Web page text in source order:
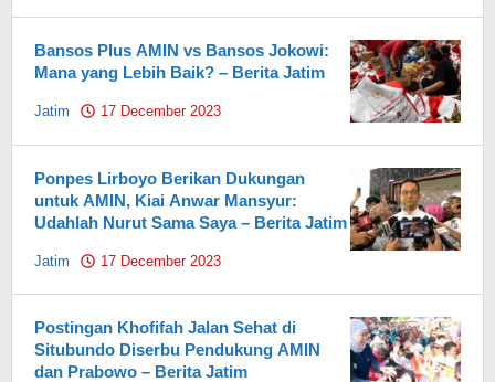
Bansos Plus AMIN vs Bansos Jokowi:
Mana yang Lebih Baik? – Berita Jatim
Jatim 17 December 2023
Ponpes Lirboyo Berikan Dukungan
untuk AMIN, Kiai Anwar Mansyur:
Udahlah Nurut Sama Saya – Berita Jatim
Jatim 17 December 2023
Postingan Khofifah Jalan Sehat di
Situbundo Diserbu Pendukung AMIN
dan Prabowo – Berita Jatim